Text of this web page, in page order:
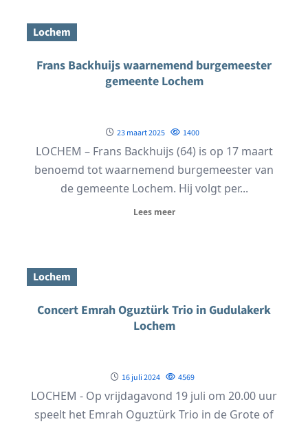
Lochem
Frans Backhuijs waarnemend burgemeester
gemeente Lochem
23 maart 2025 1400
LOCHEM – Frans Backhuijs (64) is op 17 maart
benoemd tot waarnemend burgemeester van
de gemeente Lochem. Hij volgt per...
Lees meer
Lochem
Concert Emrah Oguztürk Trio in Gudulakerk
Lochem
16 juli 2024 4569
LOCHEM - Op vrijdagavond 19 juli om 20.00 uur
speelt het Emrah Oguztürk Trio in de Grote of